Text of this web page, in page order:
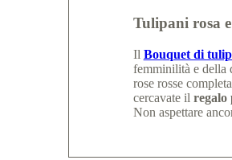
Tulipani rosa
Il Bouquet di
femminilità e della
rose rosse
cercavate il regalo
Non aspettare